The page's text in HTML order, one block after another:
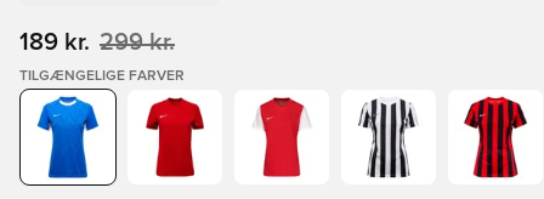
189 kr. 299 kr.
TILGÆNGELIGE FARVER